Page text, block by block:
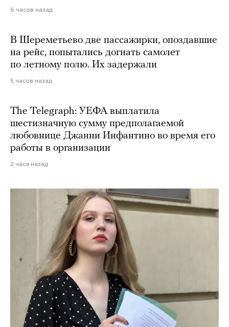
6 часов назад
В Шереметьево две пассажирки, опоздавшие
на рейс, попытались догнать самолет
по летному полю. Их задержали
5 часов назад
The Telegraph: УЕФА выплатила
шестизначную сумму предполагаемой
любовнице Джанни Инфантино во время его
работы в организации
2 часа назад